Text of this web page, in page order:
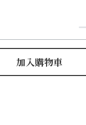
加入購物車